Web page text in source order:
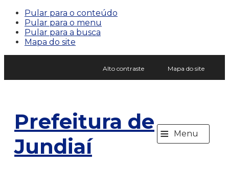
Pular para o conteúdo
Pular para o menu
Pular para a busca
Mapa do site
Alto contraste Mapa do site
Prefeitura de
Jundiaí
≡ Menu